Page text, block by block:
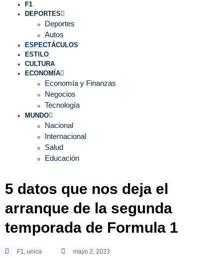
F1
DEPORTES
Deportes
Autos
ESPECTÁCULOS
ESTILO
CULTURA
ECONOMÍA
Economía y Finanzas
Negocios
Tecnología
MUNDO
Nacional
Internacional
Salud
Educación
5 datos que nos deja el
arranque de la segunda
temporada de Formula 1
F1, unica mayo 2, 2023